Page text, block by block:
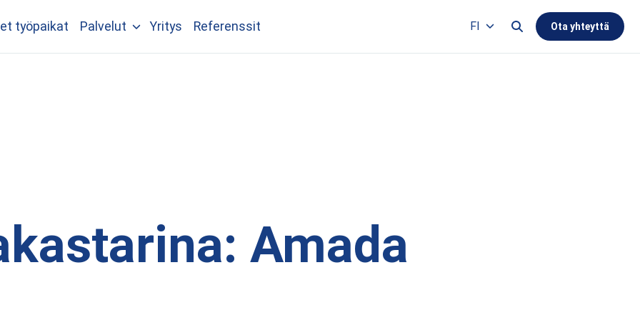
työpaikat
Palvelut Yritys Referenssit FI
Languages
Search this site
Ota yhteyttä
Amada